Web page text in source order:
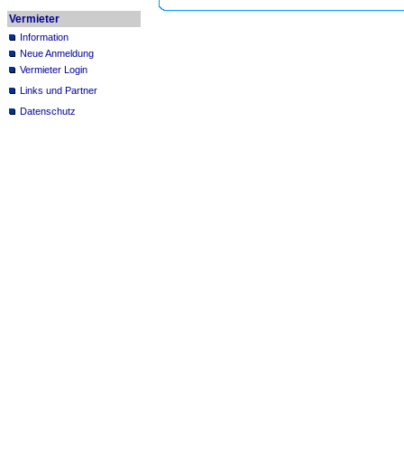
Vermieter
Information
Neue Anmeldung
Vermieter Login
Links und Partner
Datenschutz